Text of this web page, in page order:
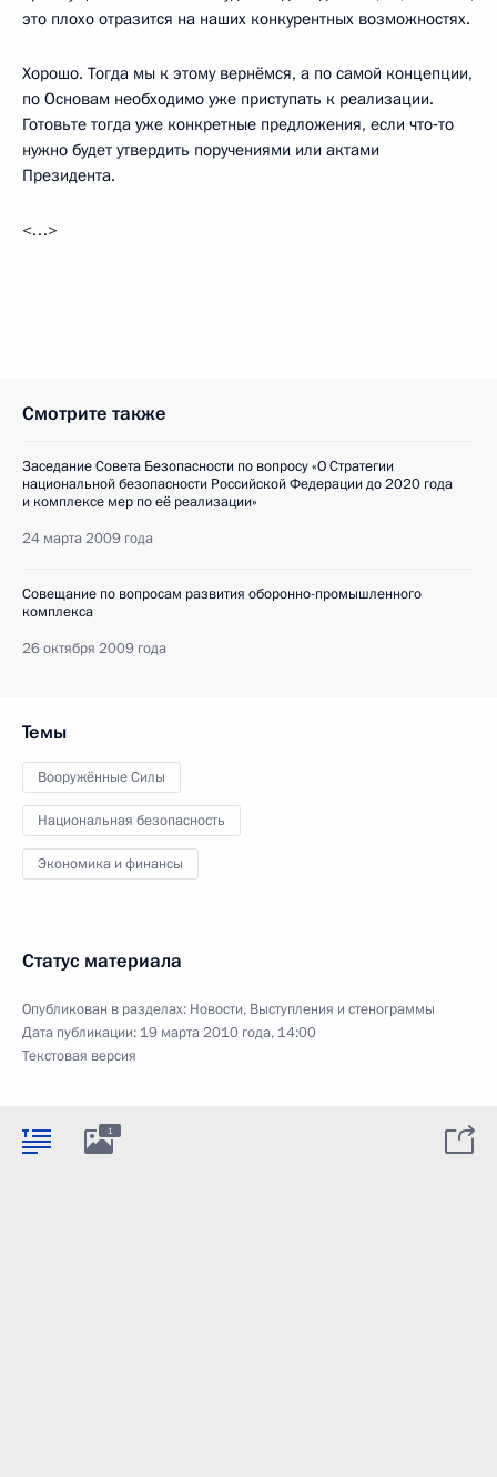
это плохо отразится на наших конкурентных возможностях.
Хорошо. Тогда мы к этому вернёмся, а по самой концепции,
по Основам необходимо уже приступать к реализации.
Готовьте тогда уже конкретные предложения, если что‑то
нужно будет утвердить поручениями или актами
Президента.
<…>
Смотрите также
Заседание Совета Безопасности по вопросу «О Стратегии
национальной безопасности Российской Федерации до 2020 года
и комплексе мер по её реализации»
24 марта 2009 года
Совещание по вопросам развития оборонно-промышленного
комплекса
26 октября 2009 года
Темы
Вооружённые Силы
Национальная безопасность
Экономика и финансы
Статус материала
Опубликован в разделах: Новости, Выступления и стенограммы
Дата публикации: 19 марта 2010 года, 14:00
Текстовая версия
1